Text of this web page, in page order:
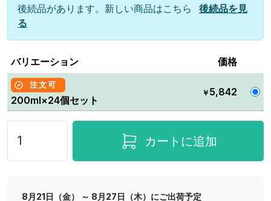
後続品があります。新しい商品はこちら
後続品を見
る
バリエーション 価格
注文可
200ml×24個セット
￥ 5,842
カートに追加
8月21日（金） ～ 8月27日（木）にご出荷予定